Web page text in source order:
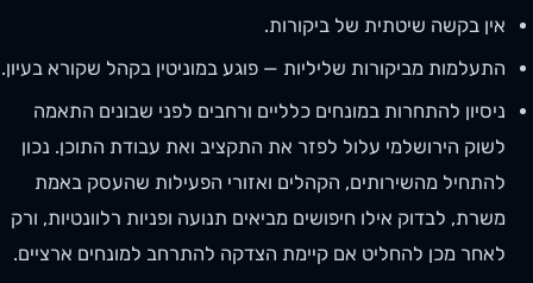
אין בקשה שיטתית של ביקורות.
התעלמות מביקורות שליליות — פוגע במוניטין בקהל שקורא בעיון.
ניסיון להתחרות במונחים כלליים ורחבים לפני שבונים התאמה
לשוק הירושלמי עלול לפזר את התקציב ואת עבודת התוכן. נכון
להתחיל מהשירותים, הקהלים ואזורי הפעילות שהעסק באמת
משרת, לבדוק אילו חיפושים מביאים תנועה ופניות רלוונטיות, ורק
לאחר מכן להחליט אם קיימת הצדקה להתרחב למונחים ארציים.